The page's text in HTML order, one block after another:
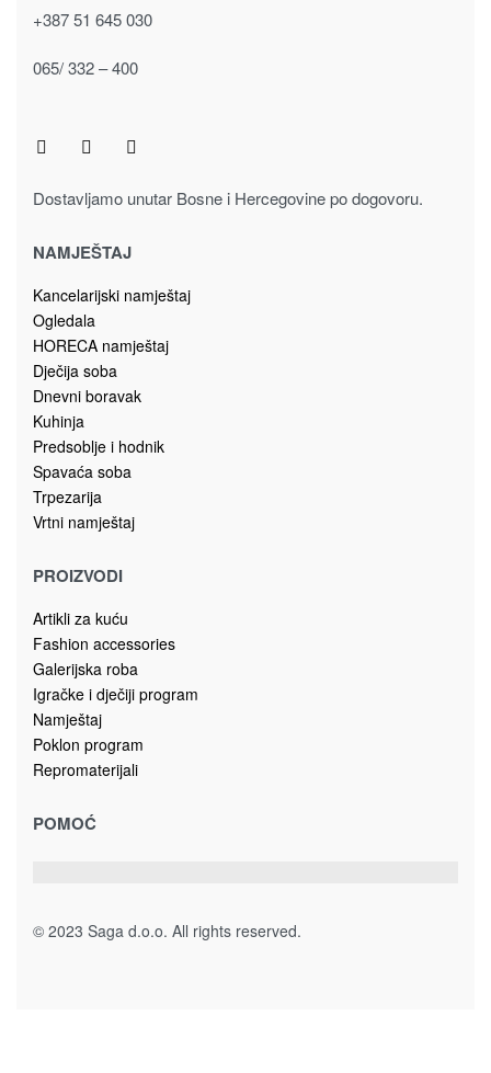
+387 51 645 030
065/ 332 – 400
Dostavljamo unutar Bosne i Hercegovine po dogovoru.
NAMJEŠTAJ
Kancelarijski namještaj
Ogledala
HORECA namještaj
Dječija soba
Dnevni boravak
Kuhinja
Predsoblje i hodnik
Spavaća soba
Trpezarija
Vrtni namještaj
PROIZVODI
Artikli za kuću
Fashion accessories
Galerijska roba
Igračke i dječiji program
Namještaj
Poklon program
Repromaterijali
POMOĆ
© 2023 Saga d.o.o. All rights reserved.